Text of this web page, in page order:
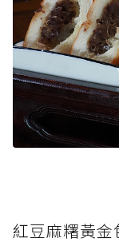
紅豆麻糬黃